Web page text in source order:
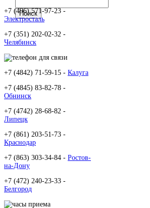
+7 (496) 571-97-23 -
Электросталь
+7 (351) 202-02-32 -
Челябинск
+7 (4842) 71-59-15 - Калуга
+7 (4845) 83-82-78 -
Обнинск
+7 (4742) 28-68-82 -
Липецк
+7 (861) 203-51-73 -
Краснодар
+7 (863) 303-34-84 - Ростов-
на-Дону
+7 (472) 240-23-33 -
Белгород